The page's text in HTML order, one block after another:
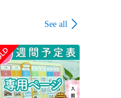
See all